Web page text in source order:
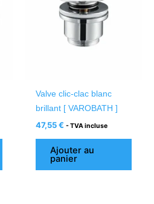
Valve clic-clac blanc
brillant [ VAROBATH ]
47,55€ - TVA incluse
Ajouter au
panier